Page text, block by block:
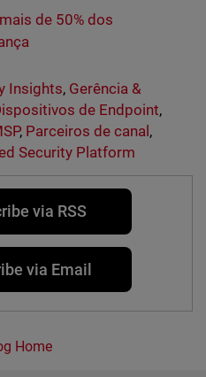
de 50% dos
Insights, Gerência &
de Endpoint,
, Parceiros de canal ,
Security Platform
via RSS
via Email
Home